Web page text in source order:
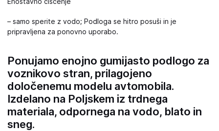
– samo sperite z vodo; Podloga se hitro posuši in je
pripravljena za ponovno uporabo.
Ponujamo enojno gumijasto podlogo za
voznikovo stran, prilagojeno
določenemu modelu avtomobila.
Izdelano na Poljskem iz trdnega
materiala, odpornega na vodo, blato in
sneg.